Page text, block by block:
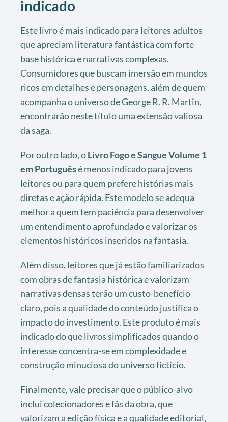
indicado
Este livro é mais indicado para leitores adultos
que apreciam literatura fantástica com forte
base histórica e narrativas complexas.
Consumidores que buscam imersão em mundos
ricos em detalhes e personagens, além de quem
acompanha o universo de George R. R. Martin,
encontrarão neste título uma extensão valiosa
da saga.
Por outro lado, oLivro Fogo e Sangue Volume 1
em Portuguêsé menos indicado para jovens
leitores ou para quem prefere histórias mais
diretas e ação rápida. Este modelo se adequa
melhor a quem tem paciência para desenvolver
um entendimento aprofundado e valorizar os
elementos históricos inseridos na fantasia.
Além disso, leitores que já estão familiarizados
com obras de fantasia histórica e valorizam
narrativas densas terão um custo-benefício
claro, pois a qualidade do conteúdo justifica o
impacto do investimento. Este produto é mais
indicado do que livros simplificados quando o
interesse concentra-se em complexidade e
construção minuciosa do universo fictício.
Finalmente, vale precisar que o público-alvo
inclui colecionadores e fãs da obra, que
valorizam a edição física e a qualidade editorial,